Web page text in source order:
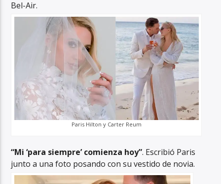
Bel-Air.
Paris Hilton y Carter Reum
“Mi ‘para siempre’ comienza hoy”. Escribió Paris
junto a una foto posando con su vestido de novia.